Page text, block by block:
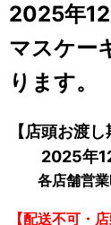
2025年
マスケー
ります。
【店頭お渡し
2025年12
各店舗営業
【配送不可・